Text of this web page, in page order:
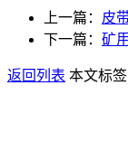
上一篇： 皮
下一篇： 矿
返回列表 本文标签